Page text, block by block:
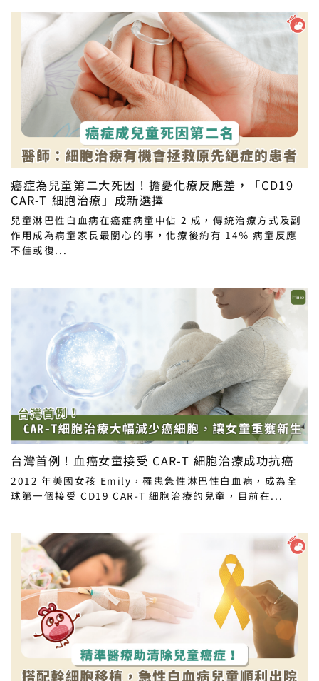
癌症為兒童第二大死因！擔憂化療反應差，「CD19
CAR-T 細胞治療」成新選擇
兒童淋巴性白血病在癌症病童中佔 2 成，傳統治療方式及副
作用成為病童家長最關心的事，化療後約有 14％ 病童反應
不佳或復...
台灣首例！血癌女童接受 CAR-T 細胞治療成功抗癌
2012 年美國女孩 Emily，罹患急性淋巴性白血病，成為全
球第一個接受 CD19 CAR-T 細胞治療的兒童，目前在...